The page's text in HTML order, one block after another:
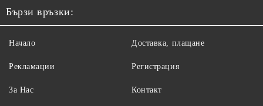
Бързи връзки:
Начало
Рекламации
За Нас
Доставка, плащане
Регистрация
Контакт